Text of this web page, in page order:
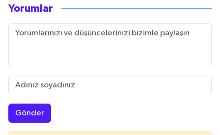
Yorumlar
Gönder